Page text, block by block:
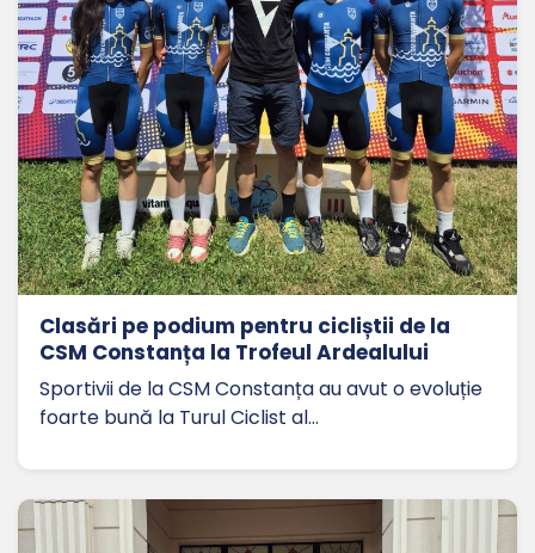
Clasări pe podium pentru cicliștii de la
CSM Constanța la Trofeul Ardealului
Sportivii de la CSM Constanța au avut o evoluție
foarte bună la Turul Ciclist al…